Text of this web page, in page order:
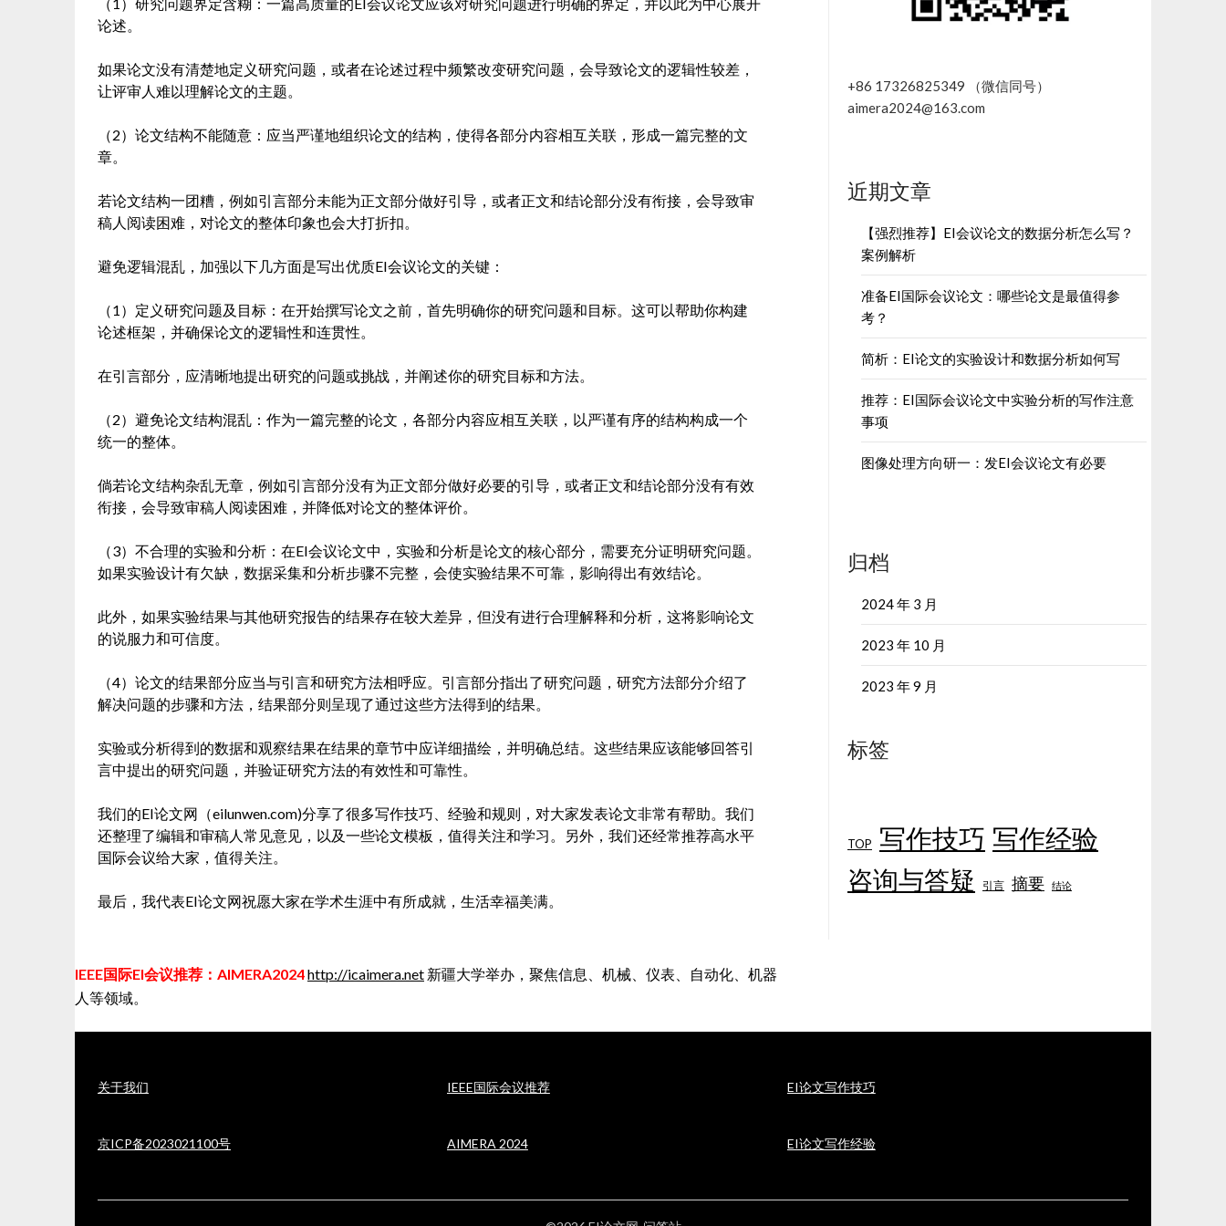
论述。
如果论文没有清楚地定义研究问题，或者在论述过程中频繁改变研究问题，会导致论文的逻辑性较差，
让评审人难以理解论文的主题。
（2）论文结构不能随意：应当严谨地组织论文的结构，使得各部分内容相互关联，形成一篇完整的文
章。
若论文结构一团糟，例如引言部分未能为正文部分做好引导，或者正文和结论部分没有衔接，会导致审
稿人阅读困难，对论文的整体印象也会大打折扣。
避免逻辑混乱，加强以下几方面是写出优质EI会议论文的关键：
（1）定义研究问题及目标：在开始撰写论文之前，首先明确你的研究问题和目标。这可以帮助你构建
论述框架，并确保论文的逻辑性和连贯性。
在引言部分，应清晰地提出研究的问题或挑战，并阐述你的研究目标和方法。
（2）避免论文结构混乱：作为一篇完整的论文，各部分内容应相互关联，以严谨有序的结构构成一个
统一的整体。
倘若论文结构杂乱无章，例如引言部分没有为正文部分做好必要的引导，或者正文和结论部分没有有效
衔接，会导致审稿人阅读困难，并降低对论文的整体评价。
（3）不合理的实验和分析：在EI会议论文中，实验和分析是论文的核心部分，需要充分证明研究问题。
如果实验设计有欠缺，数据采集和分析步骤不完整，会使实验结果不可靠，影响得出有效结论。
此外，如果实验结果与其他研究报告的结果存在较大差异，但没有进行合理解释和分析，这将影响论文
的说服力和可信度。
（4）论文的结果部分应当与引言和研究方法相呼应。引言部分指出了研究问题，研究方法部分介绍了
解决问题的步骤和方法，结果部分则呈现了通过这些方法得到的结果。
实验或分析得到的数据和观察结果在结果的章节中应详细描绘，并明确总结。这些结果应该能够回答引
言中提出的研究问题，并验证研究方法的有效性和可靠性。
我们的EI论文网（eilunwen.com)分享了很多写作技巧、经验和规则，对大家发表论文非常有帮助。我们
还整理了编辑和审稿人常见意见，以及一些论文模板，值得关注和学习。另外，我们还经常推荐高水平
国际会议给大家，值得关注。
最后，我代表EI论文网祝愿大家在学术生涯中有所成就，生活幸福美满。
IEEE国际EI会议推荐：AIMERA2024http://icaimera.net 新疆大学举办，聚焦信息、机械、仪表、自动化、机器
人等领域。
+86 17326825349 （微信同号）
aimera2024@163.com
近期文章
【强烈推荐】EI会议论文的数据分析怎么写？
案例解析
准备EI国际会议论文：哪些论文是最值得参
考？
简析：EI论文的实验设计和数据分析如何写
推荐：EI国际会议论文中实验分析的写作注意
事项
图像处理方向研一：发EI会议论文有必要
归档
2024 年 3 月
2023 年 10 月
2023 年 9 月
标签
TOP 写作技巧 写作经验
咨询与答疑 引言 摘要 结论
关于我们
京ICP备2023021100号
IEEE国际会议推荐
AIMERA 2024
EI论文写作技巧
EI论文写作经验